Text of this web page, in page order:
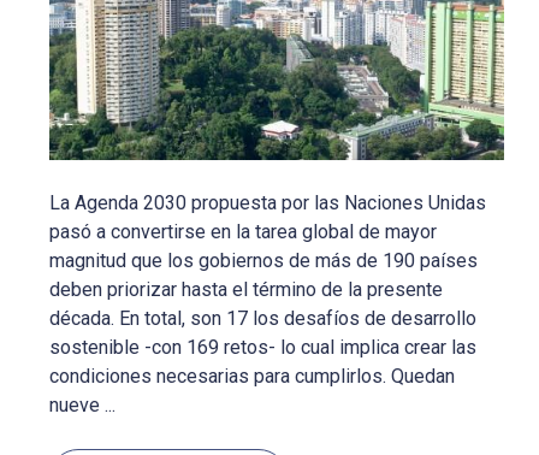
La Agenda 2030 propuesta por las Naciones Unidas
pasó a convertirse en la tarea global de mayor
magnitud que los gobiernos de más de 190 países
deben priorizar hasta el término de la presente
década. En total, son 17 los desafíos de desarrollo
sostenible -con 169 retos- lo cual implica crear las
condiciones necesarias para cumplirlos. Quedan
nueve ...